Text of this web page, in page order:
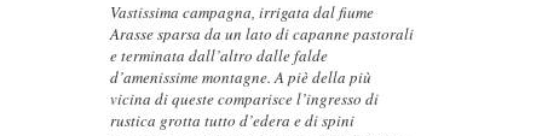
Vastissima campagna, irrigata dal fiume
Arasse sparsa da un lato di capanne pastorali
e terminata dall’altro dalle falde
d’amenissime montagne. A piè della più
vicina di queste comparisce l’ingresso di
rustica grotta tutto d’edera e di spini